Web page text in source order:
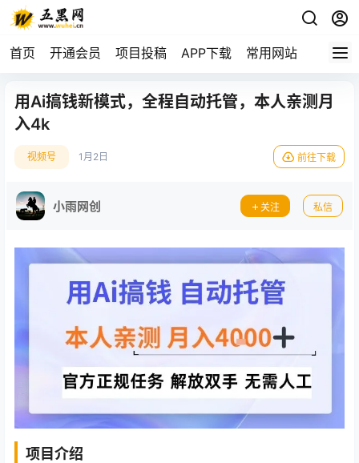
首页 开通会员 项目投稿 APP下载 常用网站
用Ai搞钱新模式，全程自动托管，本人亲测月
入4k
视频号 1月2日 前往下载
小雨网创 关注 私信
项目介绍